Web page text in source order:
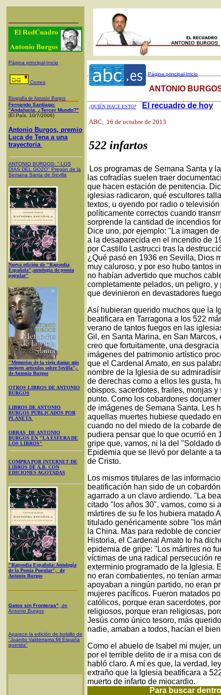
Página principal-Inicio
Correo
Biografía de Antonio Burgos
Fernando Santiago:
"Andalucía, ¿Tercer Mundo?"
(El País, 10/7/2006)
Antonio Burgos, premio
Luca de Tena a una
trayectoria
ANTONIO BURGOS: " LOS
DÍAS DEL GOZO" Pregón de la
Semana Santa de Sevilla
Nueva edición de "Rapsodia
Española",antología de poesía
popular"
"Memorias de la vieja dama: mis
mejores artículos sobre Sevilla",
de Antonio Burgos
OTROS LIBROS DE ANTONIO
BURGOS
LIBROS DE ANTONIO
BURGOS PUBLICADOS POR
PLANETA
OBRAS DE ANTONIO
BURGOS EN "LA ESFERA DE
LOS LIBROS"
COMPRA POR INTERNET DE
LIBROS DE A.B. CON
EDICIONES AGOTADAS
"Rapsodia Española: Antología
de la Poesía Popular", de
Antonio Burgos
Gatos sin Fronteras" , de
Antonio Burgos
Aparece la edición de bolsillo de
"Juanito Valderrama:Mi España
querida"
Página principal-Inicio
¿QUIÉN HACE ESTO? El recuadro de hoy
ANTONIO
ABC, 16 de octubre de 2013
522 infartos
Los programas de Semana Santa y
las cofradías suelen traer
que hacen estación de penitencia.
iglesias radicaron, qué escultores
textos, u oyendo por radio o
políticamente correctos cuando
sorprende la cantidad de incendios
Dice uno, por ejemplo: "La imagen
a la desaparecida en el incendio de
por Castillo Lastrucci tras la
¿Qué pasó en 1936 en Sevilla, Dios
muy caluroso, y por eso hubo tantos
no habían advertido que muchos
completamente pelados, un peligro,
que devinieron en devastadores
Así hubieran querido muchos que la
beatificara en Tarragona a los 522
verano de tantos fuegos en las
Gil, en Santa Marina, en San
creo que fortuitamente, una
imágenes del patrimonio artístico
que el Cardenal Amato, en sus
nombre de la Iglesia de su
de derechas como a ellos les gusta,
obispos, sacerdotes, frailes, monjas
punto. Como los cobardones
de imágenes de Semana Santa. Les
aquellas muertes hubiese quedado
cuando no del miedo de la cobarde
pudiera pensar que lo que ocurrió en
gripe que, vamos, ni la del "Soldado
Epidemia que se llevó por delante a
de Cristo.
Los mismos titulares de las
beatificación han sido de un
agarrado a un clavo ardiendo. "La
citado "los años 30", vamos, como si
mártires de su fe los hubiera matado
titulado genéricamente sobre "los
la China. Mas para redoble de
Historia, el Cardenal Amato lo ha
epidemia de gripe: "Los mártires no
víctimas de una radical persecución
exterminio programado de la Iglesia.
no eran combatientes, no tenían
apoyaban a ningún partido, no eran
mujeres pacíficos. Fueron matados
católicos, porque eran sacerdotes,
religiosos, porque eran religiosas,
Jesús como único tesoro, más
nadie, amaban a todos, hacían el
Como el abuelo de Isabel mi mujer,
por el terrible delito de ir a misa con
habló claro. A mí es que, la verdad,
extraño que la Iglesia beatificara a
muerto de infarto de miocardio.
Para buscar